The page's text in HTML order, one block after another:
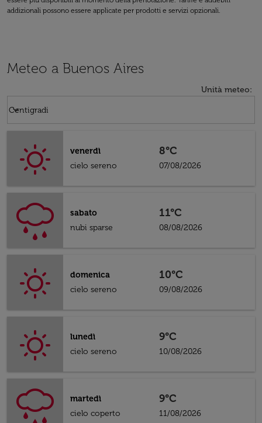
addizionali possono essere applicate per prodotti e servizi opzionali.
Meteo a Buenos Aires
Unità meteo:
Centigradi
keyboard_arrow_down
venerdì
cielo sereno
8°C
07/08/2026
sabato
nubi sparse
11°C
08/08/2026
domenica
cielo sereno
10°C
09/08/2026
lunedì
cielo sereno
9°C
10/08/2026
martedì
cielo coperto
9°C
11/08/2026